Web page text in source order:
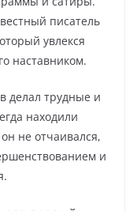
писатель
увлекся
наставником.
делал трудные и
находили
не отчаивался,
и